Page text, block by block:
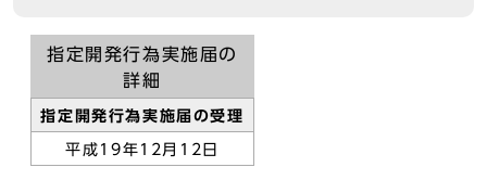
指定開発行為実施届の
詳細
指定開発行為実施届の受理
平成19年12月12日